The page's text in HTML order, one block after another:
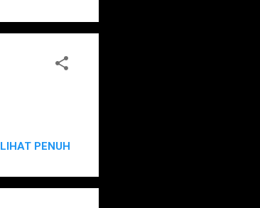
LIHAT PENUH